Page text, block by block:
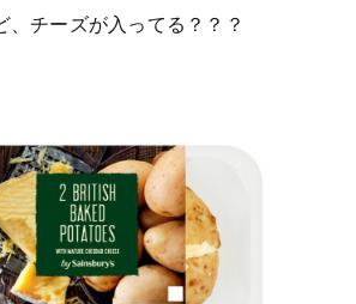
、チーズが入ってる？？？